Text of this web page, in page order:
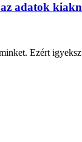
adatok
Ezért